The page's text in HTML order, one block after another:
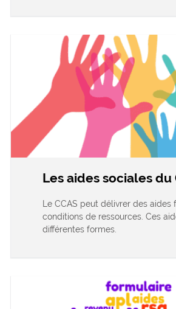
Les aides sociales du
Le CCAS peut délivrer des aides
conditions de ressources. Ces
différentes formes.